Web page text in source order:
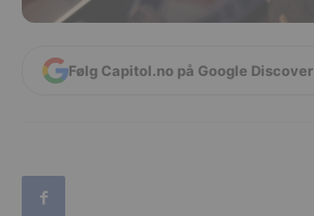
Følg Capitol.no på Google Discover